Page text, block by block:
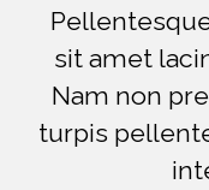
sit amet
Nam non
turpis